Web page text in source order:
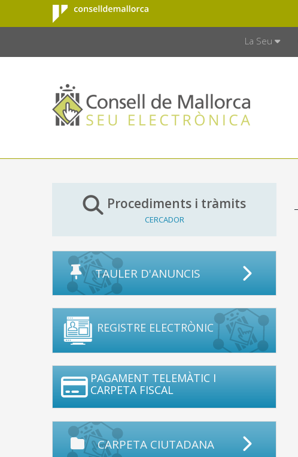
Salta al contingut principal
Consell de
Mallorca
La Seu
Procediments i tràmits
CERCADOR
TAULER D'ANUNCIS
REGISTRE ELECTRÒNIC
PAGAMENT TELEMÀTIC I
CARPETA FISCAL
CARPETA CIUTADANA